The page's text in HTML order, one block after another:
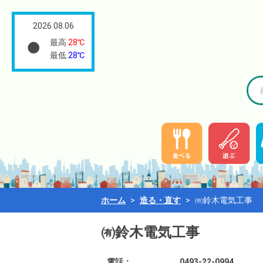
2026.08.06
最高 28℃
最低 28℃
ホーム > 造る・直す > ㈲鈴木電気工事
㈲鈴木電気工事